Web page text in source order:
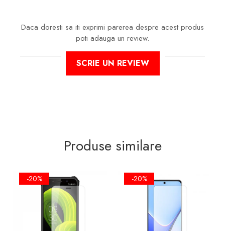
Daca doresti sa iti exprimi parerea despre acest produs
poti adauga un review.
SCRIE UN REVIEW
Produse similare
-20% -20%